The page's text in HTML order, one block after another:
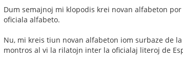
Dum semajnoj mi klopodis krei novan alfabeton
oficiala alfabeto.
Nu, mi kreis tiun novan alfabeton iom surbaze de
montros al vi la rilatojn inter la oficialaj literoj de